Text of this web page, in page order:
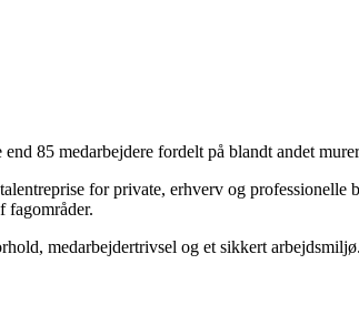
85 medarbejdere fordelt på blandt andet
for private, erhverv og
fagområder.
medarbejdertrivsel og et sikkert arbejdsmiljø.